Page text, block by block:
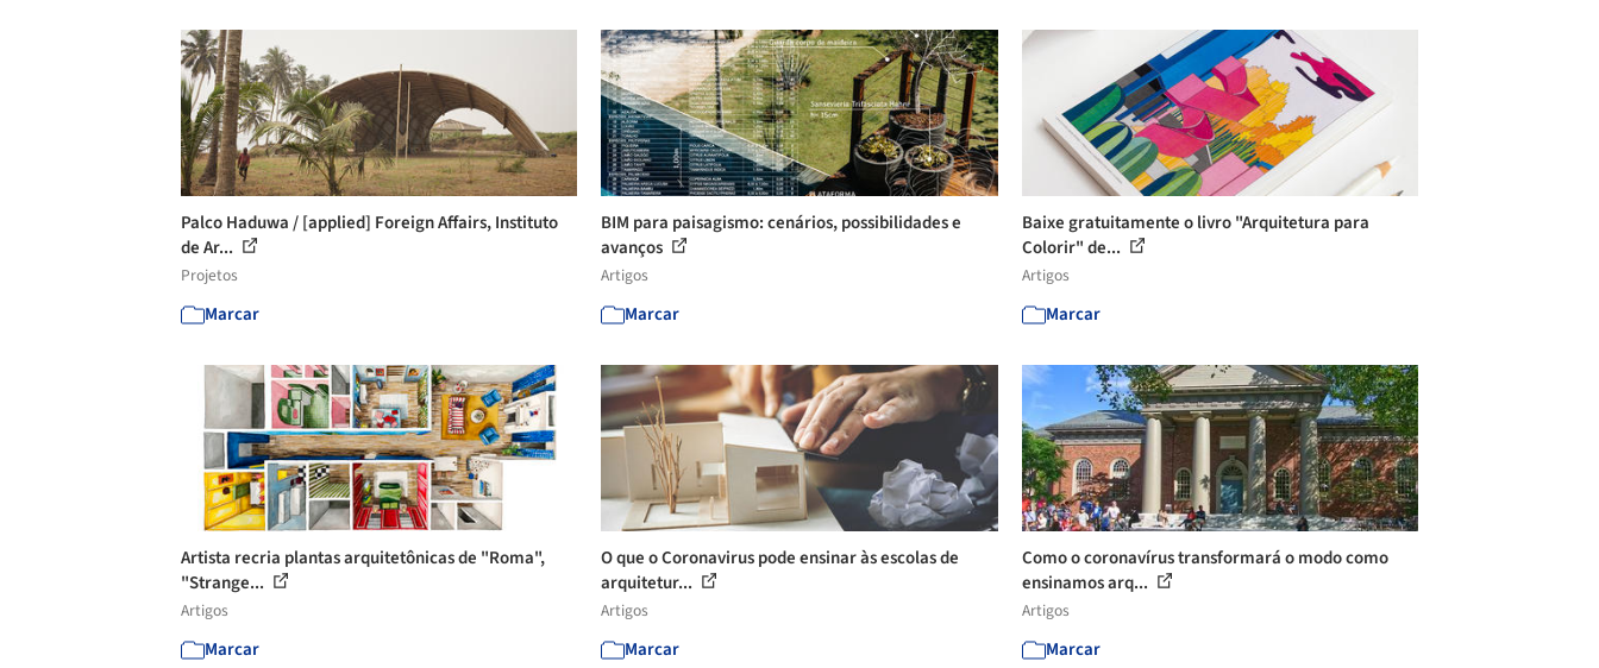
Palco Haduwa / [applied] Foreign Affairs, Instituto
de Ar...
Projetos
Marcar
BIM para paisagismo: cenários, possibilidades e
avanços
Artigos
Marcar
Baixe gratuitamente o livro "Arquitetura para
Colorir" de...
Artigos
Marcar
Artista recria plantas arquitetônicas de "Roma",
"Strange...
Artigos
Marcar
O que o Coronavirus pode ensinar às escolas de
arquitetur...
Artigos
Marcar
Como o coronavírus transformará o modo como
ensinamos arq...
Artigos
Marcar